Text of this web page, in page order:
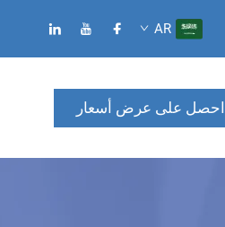
AR
احصل على عرض أسعار